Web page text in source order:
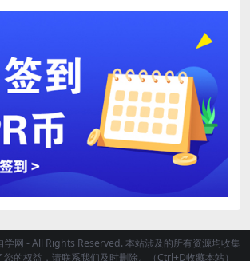
网 - All Rights Reserved. 本站涉及的所有资源均收集
的权益，请联系我们及时删除。（Ctrl+D收藏本站）